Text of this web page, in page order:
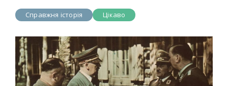
Справжня історія Цікаво